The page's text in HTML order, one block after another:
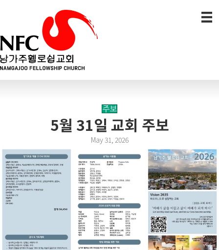
주보
5월 31일 교회 주보
May 31, 2026